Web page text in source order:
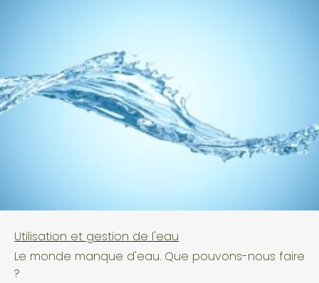
Utilisation et gestion de l'eau
Le monde manque d'eau. Que pouvons-nous faire
?